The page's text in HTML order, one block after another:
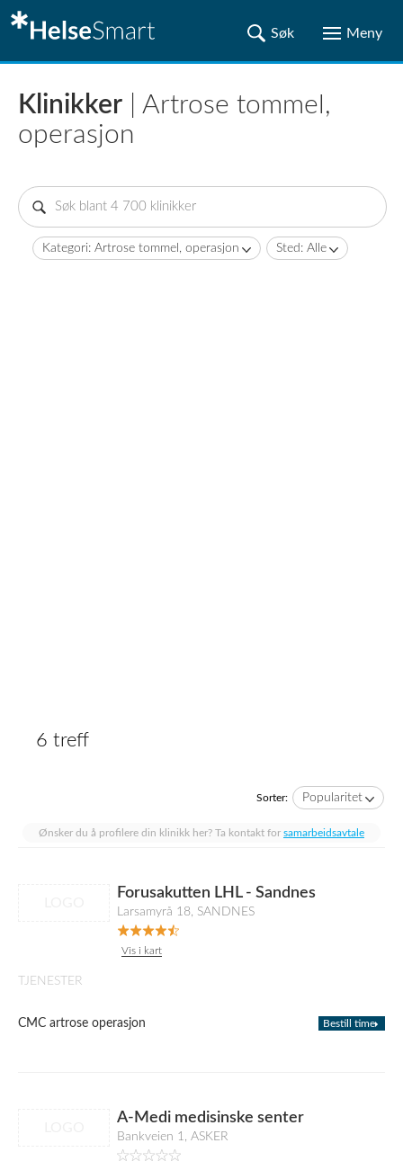
Klinikker | Artrose tommel,
operasjon
Kategori: Artrose tommel, operasjon Sted: Alle
6 treff
Sorter: Popularitet
Ønsker du å profilere din klinikk her? Ta kontakt for samarbeidsavtale
Forusakutten LHL - Sandnes
Larsamyrå 18, SANDNES
Vis i kart
TJENESTER
CMC artrose operasjon Bestill time
A-Medi medisinske senter
Bankveien 1, ASKER